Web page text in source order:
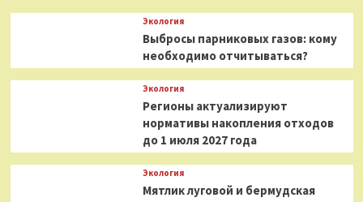
Экология
Выбросы парниковых газов: кому
необходимо отчитываться?
Экология
Регионы актуализируют
нормативы накопления отходов
до 1 июля 2027 года
Экология
Мятлик луговой и бермудская